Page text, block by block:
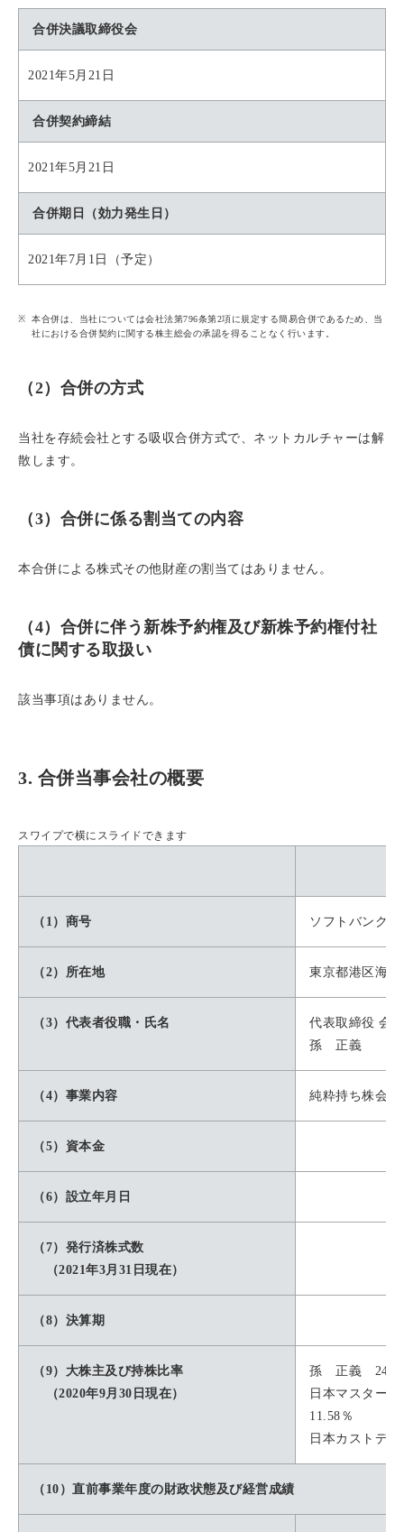
合併決議取締役会
2021年5月21日
合併契約締結
2021年5月21日
合併期日（効力発生日）
2021年7月1日（予定）
本合併は、当社については会社法第796条第2項に規定する簡易合併であるため、当
社における合併契約に関する株主総会の承認を得ることなく行います。
（2）合併の方式
当社を存続会社とする吸収合併方式で、ネットカルチャーは解
散します。
（3）合併に係る割当ての内容
本合併による株式その他財産の割当てはありません。
（4）合併に伴う新株予約権及び新株予約権付社
債に関する取扱い
該当事項はありません。
3. 合併当事会社の概要
スワイプで横にスライドできます
（1）商号 ソフトバンク
（2）所在地 東京都港区海
（3）代表者役職・氏名
代表取締役 会
孫 正義
（4）事業内容 純粋持ち株会社
（5）資本金
（6）設立年月日
（7）発行済株式数
（2021年3月31日現在）
（8）決算期
（9）大株主及び持株比率
（2020年9月30日現在）
孫 正義
日本マスター
11.58％
日本カストデ
（10）直前事業年度の財政状態及び経営成績